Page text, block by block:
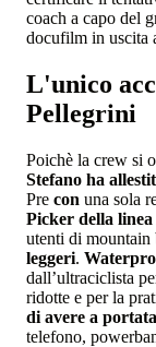
coach a capo del
docufilm in uscita
L'unico
Pellegrini
Poichè la crew si
Stefano ha
Pre con una sola
Picker della
utenti di
leggeri.
dall’ultraciclista
ridotte e per la
di avere a
telefono,